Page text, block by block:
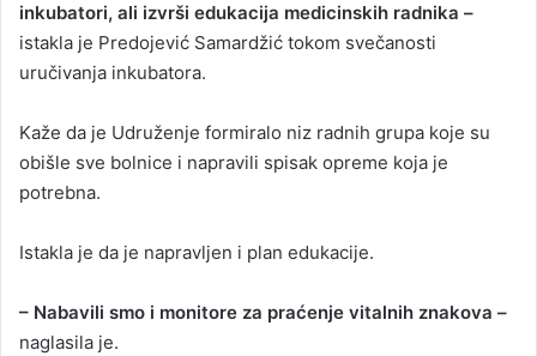
inkubatori, ali izvrši edukacija medicinskih radnika –
istakla je Predojević Samardžić tokom svečanosti
uručivanja inkubatora.
Kaže da je Udruženje formiralo niz radnih grupa koje su
obišle sve bolnice i napravili spisak opreme koja je
potrebna.
Istakla je da je napravljen i plan edukacije.
– Nabavili smo i monitore za praćenje vitalnih znakova –
naglasila je.